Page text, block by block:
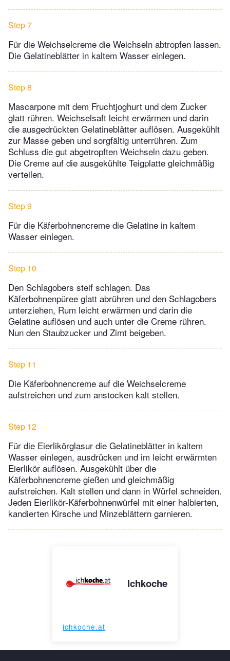
Step 7
Für die Weichselcreme die Weichseln abtropfen lassen.
Die Gelatineblätter in kaltem Wasser einlegen.
Step 8
Mascarpone mit dem Fruchtjoghurt und dem Zucker
glatt rühren. Weichselsaft leicht erwärmen und darin
die ausgedrückten Gelatineblätter auflösen. Ausgekühlt
zur Masse geben und sorgfältig unterrühren. Zum
Schluss die gut abgetropften Weichseln dazu geben.
Die Creme auf die ausgekühlte Teigplatte gleichmäßig
verteilen.
Step 9
Für die Käferbohnencreme die Gelatine in kaltem
Wasser einlegen.
Step 10
Den Schlagobers steif schlagen. Das
Käferbohnenpüree glatt abrühren und den Schlagobers
unterziehen, Rum leicht erwärmen und darin die
Gelatine auflösen und auch unter die Creme rühren.
Nun den Staubzucker und Zimt beigeben.
Step 11
Die Käferbohnencreme auf die Weichselcreme
aufstreichen und zum anstocken kalt stellen.
Step 12
Für die Eierlikörglasur die Gelatineblätter in kaltem
Wasser einlegen, ausdrücken und im leicht erwärmten
Eierlikör auflösen. Ausgekühlt über die
Käferbohnencreme gießen und gleichmäßig
aufstreichen. Kalt stellen und dann in Würfel schneiden.
Jeden Eierlikör-Käferbohnenwürfel mit einer halbierten,
kandierten Kirsche und Minzeblättern garnieren.
Ichkoche
ichkoche.at